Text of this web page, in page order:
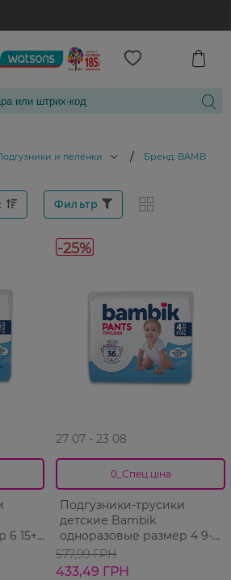
и пелёнки / Бренд: BAMBIK
Фильтр
6 15+
-25%
27 07 - 23 08
0_Спец.ціна
Подгузники-трусики
детские Bambik
одноразовые размер 4 9-
15кг, 36шт
577,99 ГРН
433,49 ГРН